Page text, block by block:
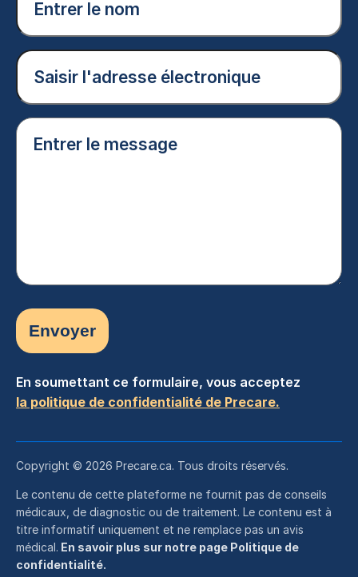
nom
(Nécessaire)
Courriel
(Nécessaire)
Entrer
En soumettant ce formulaire, vous acceptez
la politique de confidentialité de Precare.
Copyright © 2026 Precare.ca. Tous droits réservés.
Le contenu de cette plateforme ne fournit pas de conseils
médicaux, de diagnostic ou de traitement. Le contenu est à
titre informatif uniquement et ne remplace pas un avis
médical. En savoir plus sur notre page Politique de
confidentialité.